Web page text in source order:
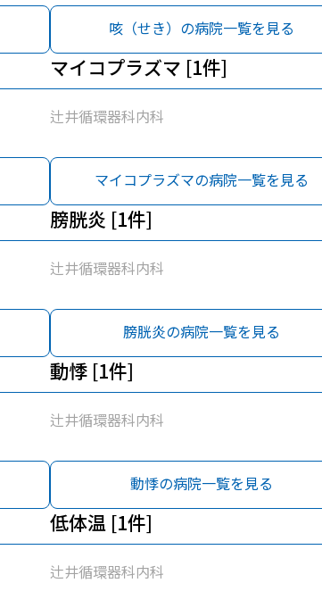
咳（せき）の病院一覧を見る
マイコプラズマ [1件]
辻井循環器科内科
マイコプラズマの病院一覧を見る
膀胱炎 [1件]
辻井循環器科内科
膀胱炎の病院一覧を見る
動悸 [1件]
辻井循環器科内科
動悸の病院一覧を見る
低体温 [1件]
辻井循環器科内科